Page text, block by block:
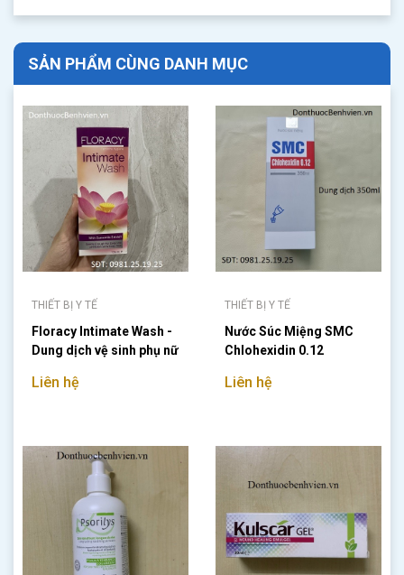
SẢN PHẨM CÙNG DANH MỤC
THIẾT BỊ Y TẾ
Floracy Intimate Wash -
Dung dịch vệ sinh phụ nữ
Liên hệ
THIẾT BỊ Y TẾ
Nước Súc Miệng SMC
Chlohexidin 0.12
Liên hệ